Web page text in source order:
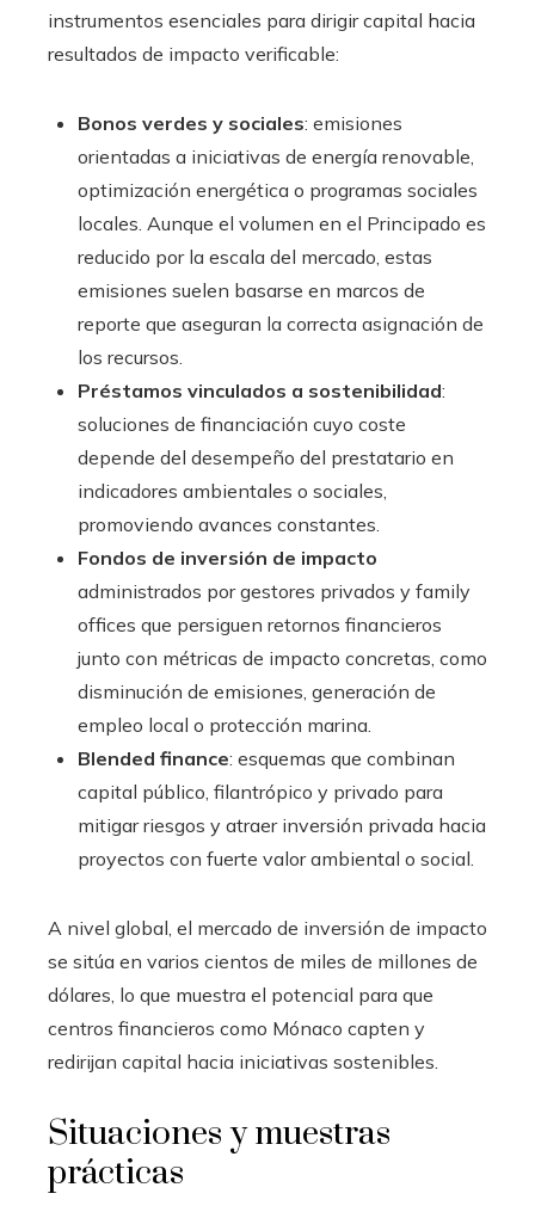
instrumentos esenciales para dirigir capital hacia
resultados de impacto verificable:
Bonos verdes y sociales: emisiones
orientadas a iniciativas de energía renovable,
optimización energética o programas sociales
locales. Aunque el volumen en el Principado es
reducido por la escala del mercado, estas
emisiones suelen basarse en marcos de
reporte que aseguran la correcta asignación de
los recursos.
Préstamos vinculados a sostenibilidad:
soluciones de financiación cuyo coste
depende del desempeño del prestatario en
indicadores ambientales o sociales,
promoviendo avances constantes.
Fondos de inversión de impacto
administrados por gestores privados y family
offices que persiguen retornos financieros
junto con métricas de impacto concretas, como
disminución de emisiones, generación de
empleo local o protección marina.
Blended finance: esquemas que combinan
capital público, filantrópico y privado para
mitigar riesgos y atraer inversión privada hacia
proyectos con fuerte valor ambiental o social.
A nivel global, el mercado de inversión de impacto
se sitúa en varios cientos de miles de millones de
dólares, lo que muestra el potencial para que
centros financieros como Mónaco capten y
redirijan capital hacia iniciativas sostenibles.
Situaciones y muestras
prácticas